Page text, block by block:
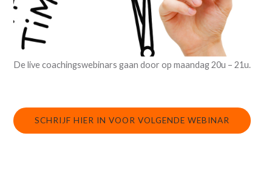
De live coachingswebinars gaan door op maandag 20u – 21u.
SCHRIJF HIER IN VOOR VOLGENDE WEBINAR